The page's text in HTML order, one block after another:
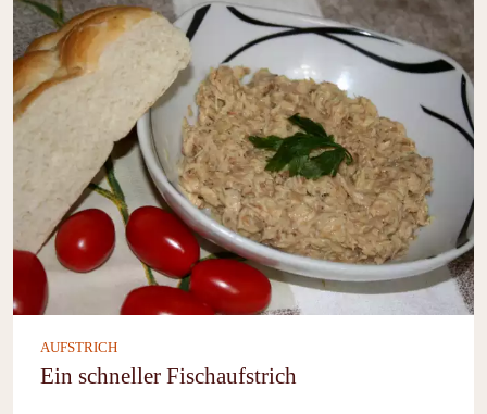
AUFSTRICH
Ein schneller Fischaufstrich